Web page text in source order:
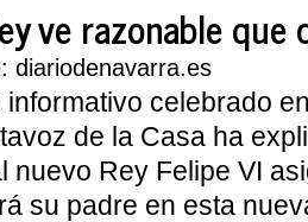
ve razonable que
diariodenavarra.es
celebrado
de la Casa ha
nuevo Rey Felipe VI
su padre en esta